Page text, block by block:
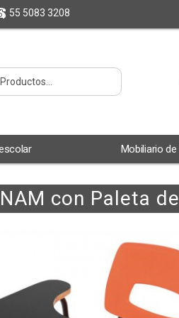
55 5083 3208
Mobiliario
con Paleta